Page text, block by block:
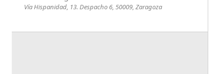
Vía Hispanidad, 13. Despacho 6, 50009, Zaragoza